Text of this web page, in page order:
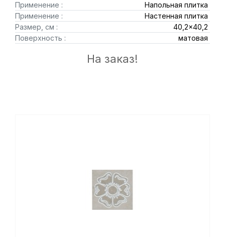
Применение :
Напольная плитка
Применение :
Настенная плитка
Размер, см :
40,2x40,2
Поверхность :
матовая
На заказ!